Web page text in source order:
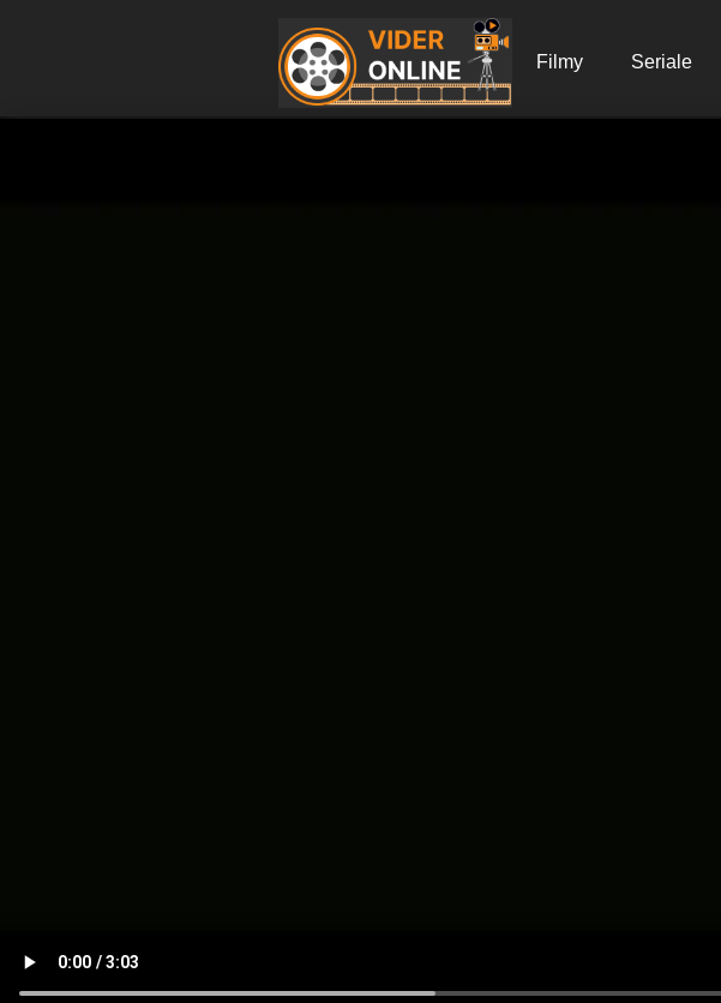
Filmy Seriale